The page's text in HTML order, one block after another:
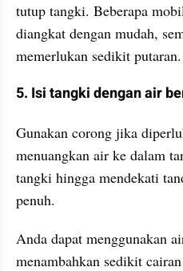
tutup tangki. Beberapa
diangkat dengan mudah,
memerlukan sedikit putaran.
5. Isi tangki dengan air
Gunakan corong jika
menuangkan air ke dalam
tangki hingga mendekati
penuh.
Anda dapat menggunakan
menambahkan sedikit